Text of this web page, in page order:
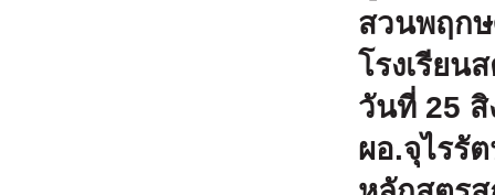
สวนพฤกษ
โรงเรียน
วันที่ 25
ผอ.จุไร